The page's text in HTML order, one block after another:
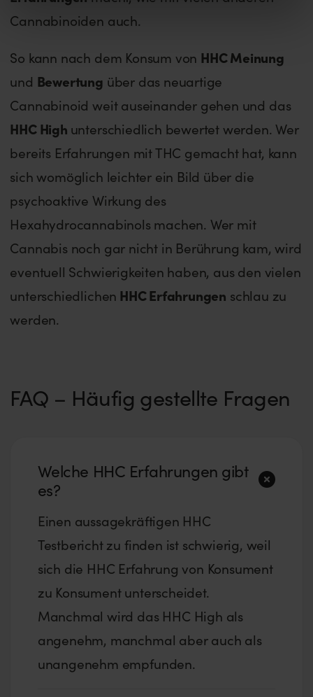
Cannabinoiden auch.
So kann nach dem Konsum von HHC Meinung
und Bewertung über das neuartige
Cannabinoid weit auseinander gehen und das
HHC High unterschiedlich bewertet werden. Wer
bereits Erfahrungen mit THC gemacht hat, kann
sich womöglich leichter ein Bild über die
psychoaktive Wirkung des
Hexahydrocannabinols machen. Wer mit
Cannabis noch gar nicht in Berührung kam, wird
eventuell Schwierigkeiten haben, aus den vielen
unterschiedlichen HHC Erfahrungen schlau zu
werden.
FAQ – Häufig gestellte Fragen
Welche HHC Erfahrungen gibt
es?
Einen aussagekräftigen HHC
Testbericht zu finden ist schwierig, weil
sich die HHC Erfahrung von Konsument
zu Konsument unterscheidet.
Manchmal wird das HHC High als
angenehm, manchmal aber auch als
unangenehm empfunden.